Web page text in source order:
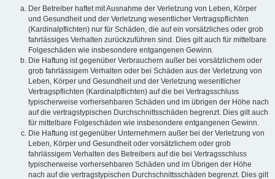
Der Betreiber haftet mit Ausnahme der Verletzung von Leben, Körper
und Gesundheit und der Verletzung wesentlicher Vertragspflichten
(Kardinalpflichten) nur für Schäden, die auf ein vorsätzliches oder grob
fahrlässiges Verhalten zurückzuführen sind. Dies gilt auch für mittelbare
Folgeschäden wie insbesondere entgangenen Gewinn.
Die Haftung ist gegenüber Verbrauchern außer bei vorsätzlichem oder
grob fahrlässigem Verhalten oder bei Schäden aus der Verletzung von
Leben, Körper und Gesundheit und der Verletzung wesentlicher
Vertragspflichten (Kardinalpflichten) auf die bei Vertragsschluss
typischerweise vorhersehbaren Schäden und im übrigen der Höhe nach
auf die vertragstypischen Durchschnittsschäden begrenzt. Dies gilt auch
für mittelbare Folgeschäden wie insbesondere entgangenen Gewinn.
Die Haftung ist gegenüber Unternehmern außer bei der Verletzung von
Leben, Körper und Gesundheit oder vorsätzlichem oder grob
fahrlässigem Verhalten des Betreibers auf die bei Vertragsschluss
typischerweise vorhersehbaren Schäden und im Übrigen der Höhe
nach auf die vertragstypischen Durchschnittsschäden begrenzt. Dies gilt